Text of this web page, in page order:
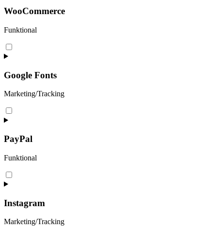
wordpress
WooCommerce
Funktional
Consent
to
woocommerce
Google Fonts
Marketing/Tracking
Consent
to
google-
fonts
PayPal
Funktional
Consent
to
paypal
Instagram
Marketing/Tracking